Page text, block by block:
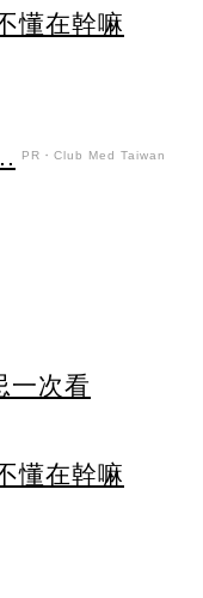
懂在幹嘛
PR・Club Med Taiwan
一次看
懂在幹嘛